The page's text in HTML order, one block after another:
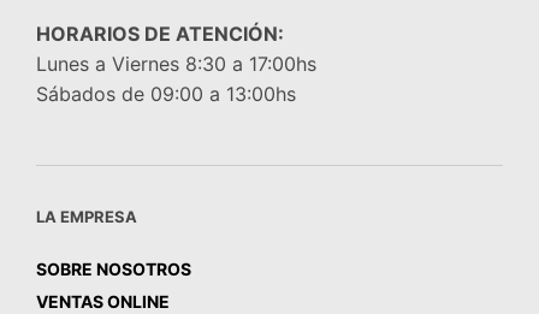
HORARIOS DE ATENCIÓN:
Lunes a Viernes 8:30 a 17:00hs
Sábados de 09:00 a 13:00hs
LA EMPRESA
SOBRE NOSOTROS
VENTAS ONLINE